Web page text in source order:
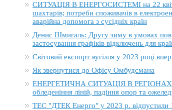
СИТУАЦІЯ В ЕНЕРГОСИСТЕМІ на 22
шахтарів; потреби споживачів в
аварійна допомога з сусідніх країн
Денис Шмигаль: Другу зиму в умовах
застосування графіків відключень для
Світовий експорт вугілля у 2023 році
Як звернутися до Офісу Омбудсмана
ЕНЕРГЕТИЧНА СИТУАЦІЯ В РЕГІОНАХ
обледеніння ліній, падіння опор та
ТЕС "ДТЕК Енерго" у 2023 р. відпустили